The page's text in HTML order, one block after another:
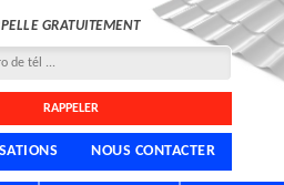
GRATUITEMENT
NOUS CONTACTER